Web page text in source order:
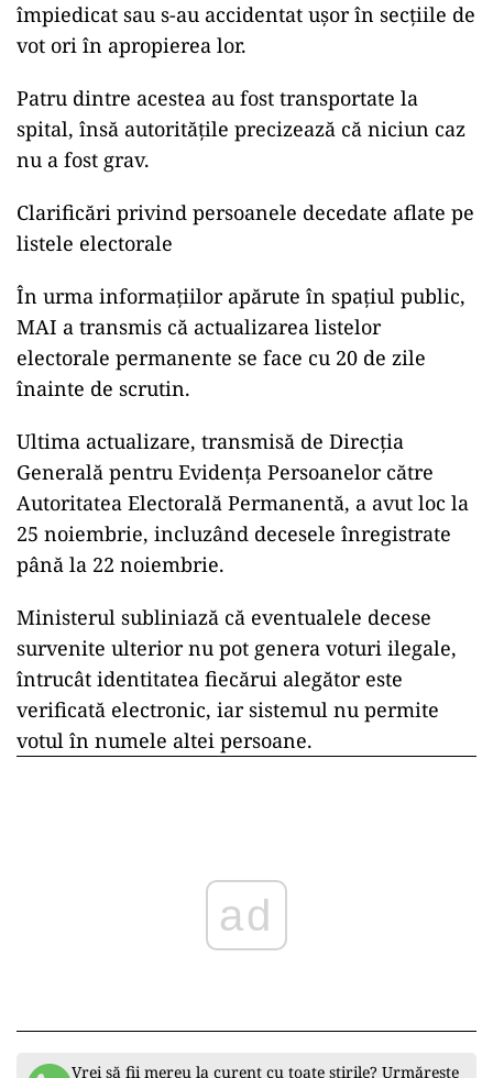
împiedicat sau s-au accidentat ușor în secțiile de
vot ori în apropierea lor.
Patru dintre acestea au fost transportate la
spital, însă autoritățile precizează că niciun caz
nu a fost grav.
Clarificări privind persoanele decedate aflate pe
listele electorale
În urma informațiilor apărute în spațiul public,
MAI a transmis că actualizarea listelor
electorale permanente se face cu 20 de zile
înainte de scrutin.
Ultima actualizare, transmisă de Direcția
Generală pentru Evidența Persoanelor către
Autoritatea Electorală Permanentă, a avut loc la
25 noiembrie, incluzând decesele înregistrate
până la 22 noiembrie.
Ministerul subliniază că eventualele decese
survenite ulterior nu pot genera voturi ilegale,
întrucât identitatea fiecărui alegător este
verificată electronic, iar sistemul nu permite
votul în numele altei persoane.
ad
Vrei să fii mereu la curent cu toate știrile? Urmărește